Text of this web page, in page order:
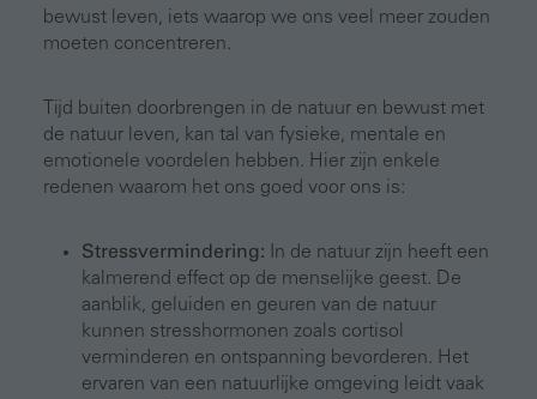
bewust leven, iets waarop we ons veel meer zouden
moeten concentreren.
Tijd buiten doorbrengen in de natuur en bewust met
de natuur leven, kan tal van fysieke, mentale en
emotionele voordelen hebben. Hier zijn enkele
redenen waarom het ons goed voor ons is:
Stressvermindering: In de natuur zijn heeft een
kalmerend effect op de menselijke geest. De
aanblik, geluiden en geuren van de natuur
kunnen stresshormonen zoals cortisol
verminderen en ontspanning bevorderen. Het
ervaren van een natuurlijke omgeving leidt vaak